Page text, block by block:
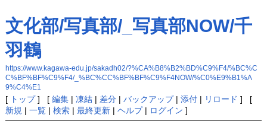
文化部/写真部/_写真部NOW/千
羽鶴
https://www.kagawa-edu.jp/sakadh02/?%CA%B8%B2%BD%C9%F4/%BC%C
C%BF%BF%C9%F4/_%BC%CC%BF%BF%C9%F4NOW/%C0%E9%B1%A
9%C4%E1
[ トップ] [ 編集| 凍結| 差分| バックアップ| 添付| リロード ] [
新規 | 一覧| 検索| 最終更新| ヘルプ| ログイン ]